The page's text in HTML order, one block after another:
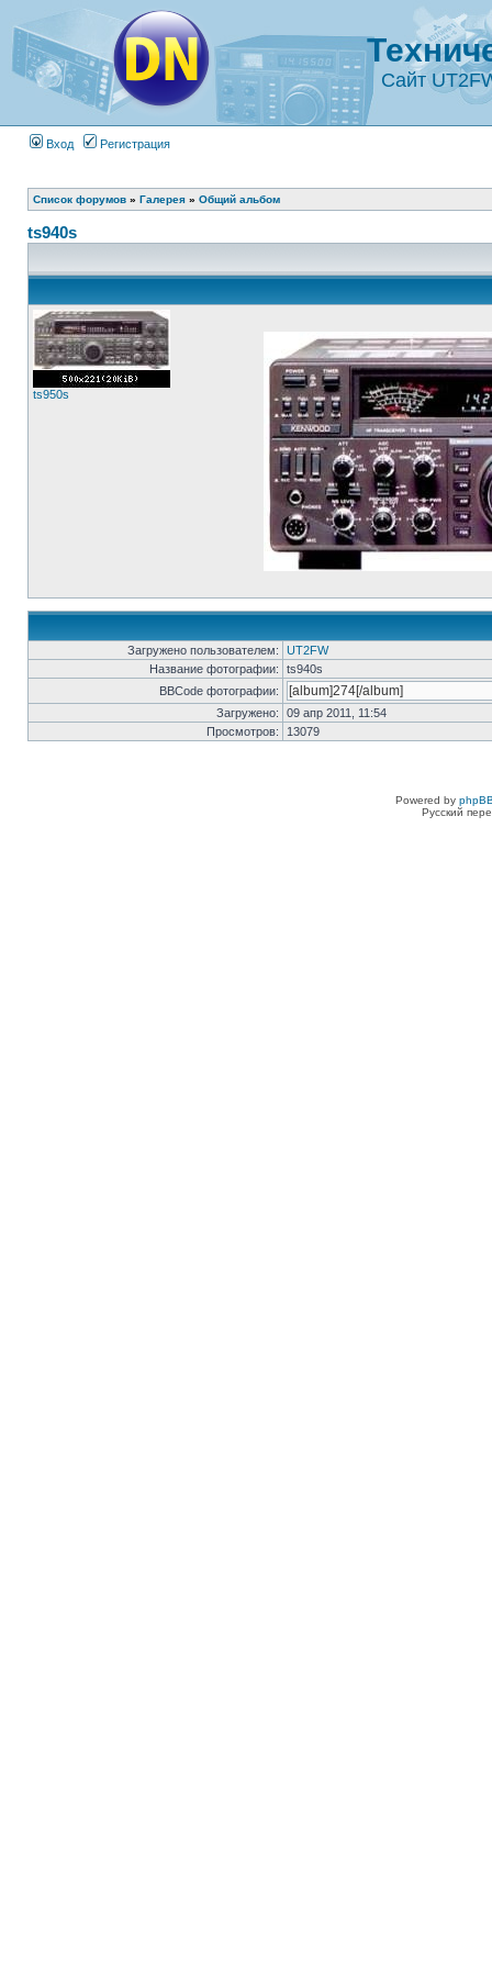
Сайт
Вход Регистрация
Список форумов » Галерея » Общий альбом
ts940s
ts950s
Загружено пользователем:
UT2FW
Название фотографии:
ts940s
BBCode фотографии:
Загружено:
09 апр 2011, 11:54
Просмотров:
13079
Powered by
Русский